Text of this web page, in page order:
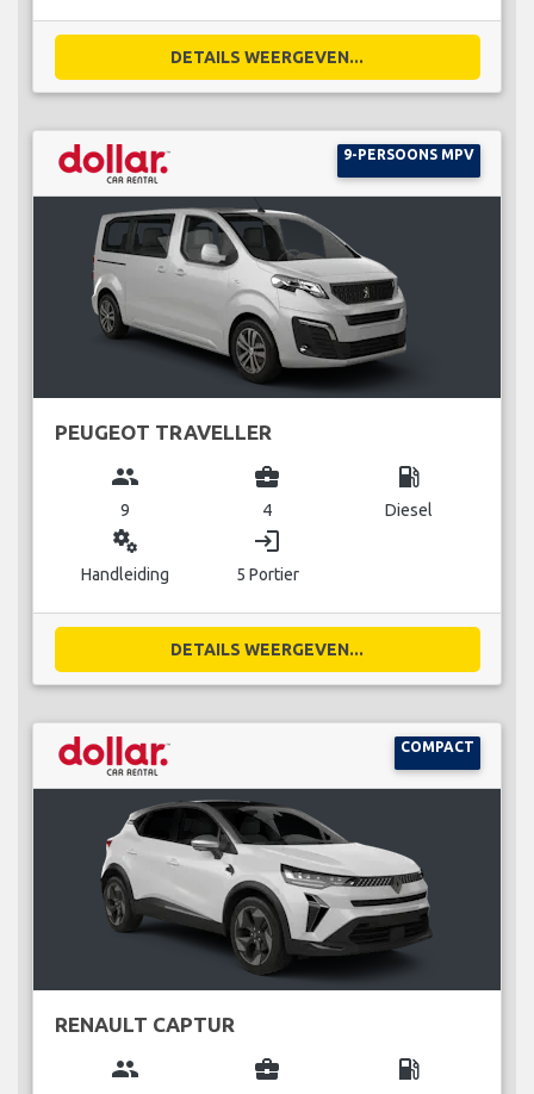
DETAILS WEERGEVEN...
9-PERSOONS MPV
PEUGEOT TRAVELLER
group
9
business_center
4
local_gas_station
Diesel
miscellaneous_services
Handleiding
login
5 Portier
DETAILS WEERGEVEN...
COMPACT
RENAULT CAPTUR
group business_center local_gas_station